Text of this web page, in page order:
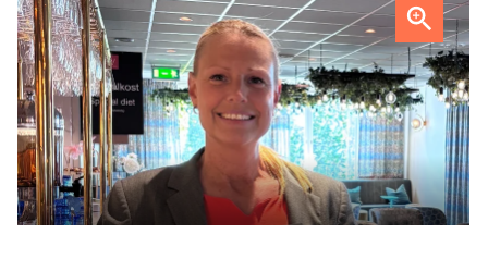
Maria Norberg, ny general manager på Skogshem & Wijk